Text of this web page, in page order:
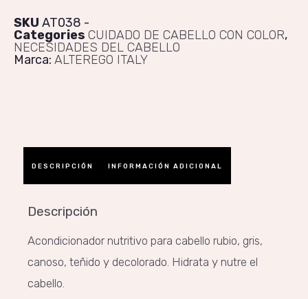
SKU AT038
Categories CUIDADO DE CABELLO CON COLOR,
NECESIDADES DEL CABELLO
Marca: ALTEREGO ITALY
DESCRIPCIÓN INFORMACIÓN ADICIONAL
Descripción
Acondicionador nutritivo para cabello rubio, gris,
canoso, teñido y decolorado. Hidrata y nutre el
cabello.